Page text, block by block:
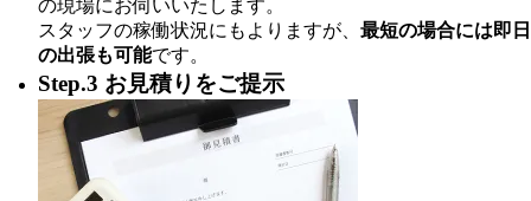
の現場にお伺いいたします。
スタッフの稼働状況にもよりますが、 最短の場合には即日
の出張も可能です。
Step.3 お見積りをご提示